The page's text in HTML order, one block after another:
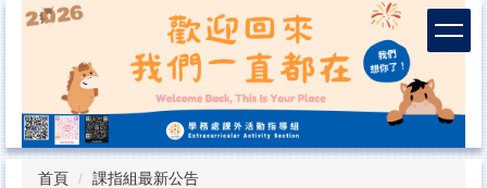
區
首頁
課指組最新公告